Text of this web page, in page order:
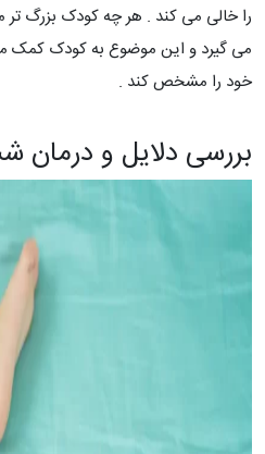
را خالی می کند . هر چه کودک بزرگ
می گیرد و این موضوع به کودک کمک
خود را مشخص کند .
بررسی دلایل و درمان